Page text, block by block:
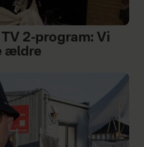
2-program: Vi
ældre